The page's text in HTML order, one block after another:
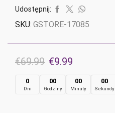
Udostępnij:
SKU: GSTORE-17085
€69.99 Pierwotna
cena
wynosiła:
€9.99
cena
wynosi:
0
Dni
00
Godziny
00
Minuty
00
Sekundy